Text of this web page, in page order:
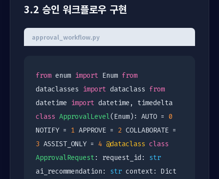
3.2 승인 워크플로우 구현
approval_workflow.py
from enum import Enum from
dataclasses import dataclass from
datetime import datetime, timedelta
class ApprovalLevel(Enum): AUTO = 0
NOTIFY = 1 APPROVE = 2 COLLABORATE =
3 ASSIST_ONLY = 4 @dataclass class
ApprovalRequest : request_id: str
ai_recommendation: str context: Dict